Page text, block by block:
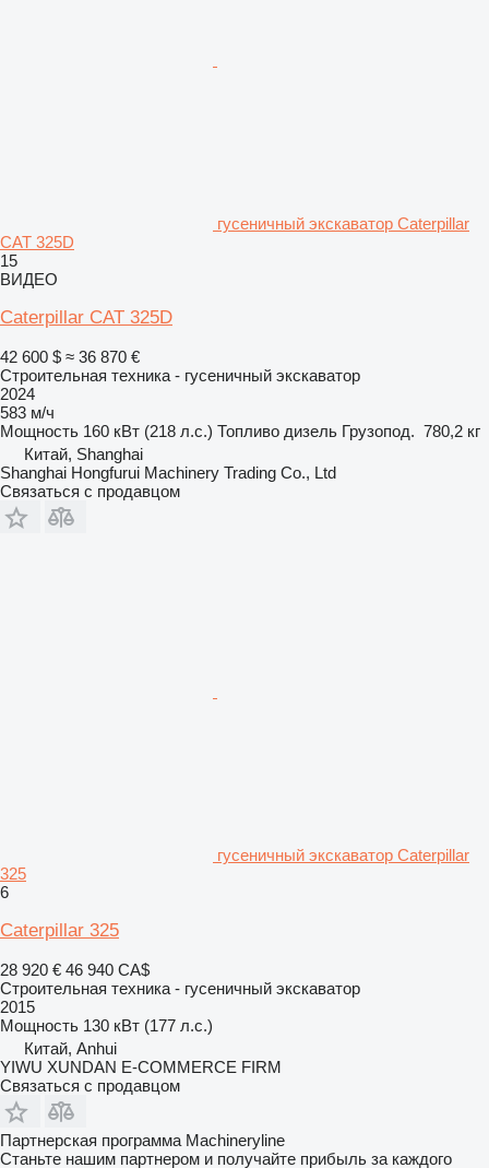
гусеничный экскаватор Caterpillar
CAT 325D
15
ВИДЕО
Caterpillar CAT 325D
42 600 $ ≈ 36 870 €
Строительная техника - гусеничный экскаватор
2024
583 м/ч
Мощность 160 кВт (218 л.с.) Топливо дизель Грузопод. 780,2 кг
Китай, Shanghai
Shanghai Hongfurui Machinery Trading Co., Ltd
Связаться с продавцом
гусеничный экскаватор Caterpillar
325
6
Caterpillar 325
28 920 € 46 940 CA$
Строительная техника - гусеничный экскаватор
2015
Мощность 130 кВт (177 л.с.)
Китай, Anhui
YIWU XUNDAN E-COMMERCE FIRM
Связаться с продавцом
Партнерская программа Machineryline
Станьте нашим партнером и получайте прибыль за каждого